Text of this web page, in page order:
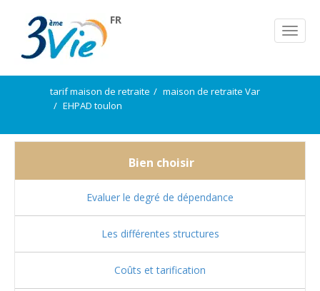
FR
tarif maison de retraite
maison de retraite Var
EHPAD toulon
Bien choisir
Evaluer le degré de dépendance
Les différentes structures
Coûts et tarification